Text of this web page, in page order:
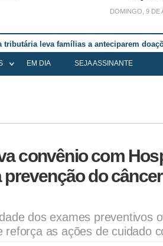
DOMINGO, 9 DE
Menoia Cesarin
EM DIA SEJA ASSINANTE
convênio com
do
dos exames preventivos
reforça as ações de cuidado